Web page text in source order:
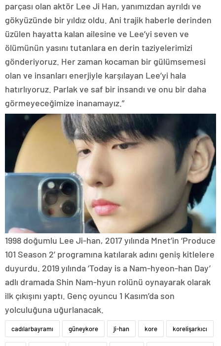
parçası olan aktör Lee Ji Han, yanımızdan ayrıldı ve
gökyüzünde bir yıldız oldu. Ani trajik haberle derinden
üzülen hayatta kalan ailesine ve Lee’yi seven ve
ölümünün yasını tutanlara en derin taziyelerimizi
gönderiyoruz. Her zaman kocaman bir gülümsemesi
olan ve insanları enerjiyle karşılayan Lee’yi hala
hatırlıyoruz. Parlak ve saf bir insandı ve onu bir daha
görmeyeceğimize inanamayız.”
1998 doğumlu Lee Ji-han, 2017 yılında Mnet’in ‘Produce
101 Season 2’ programına katılarak adını geniş kitlelere
duyurdu. 2019 yılında ‘Today is a Nam-hyeon-han Day’
adlı dramada Shin Nam-hyun rolünü oynayarak olarak
ilk çıkışını yaptı. Genç oyuncu 1 Kasım’da son
yolculuğuna uğurlanacak.
cadılarbayramı güneykore ji-han kore korelişarkıcı